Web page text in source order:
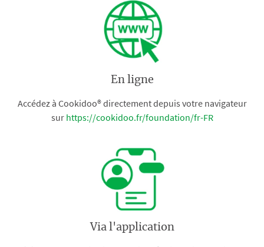
En ligne
Accédez à Cookidoo® directement depuis votre navigateur
sur https://cookidoo.fr/foundation/fr-FR
Via l'application